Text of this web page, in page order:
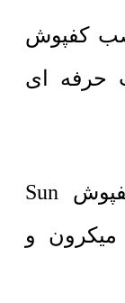
کفپوش
حرفه ای
ضخامت لایه روکش کفپوش Sun
Floor سان فلور : 150 میکرون و